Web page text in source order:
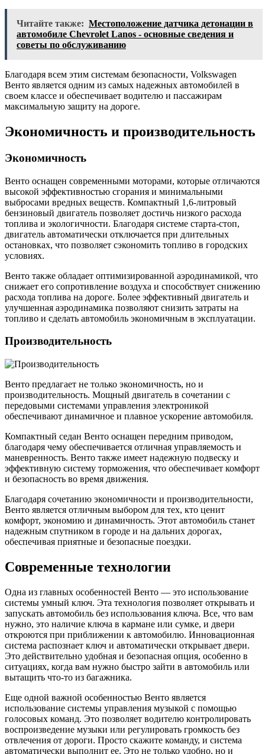
Читайте также: Местоположение датчика детонации в
автомобиле Chevrolet Lanos - основные сведения и
советы по обслуживанию
Благодаря всем этим системам безопасности, Volkswagen
Венто является одним из самых надежных автомобилей в
своем классе и обеспечивает водителю и пассажирам
максимальную защиту на дороге.
Экономичность и производительность
Экономичность
Венто оснащен современными моторами, которые отличаются
высокой эффективностью сгорания и минимальными
выбросами вредных веществ. Компактный 1,6-литровый
бензиновый двигатель позволяет достичь низкого расхода
топлива и экологичности. Благодаря системе старта-стоп,
двигатель автоматически отключается при длительных
остановках, что позволяет сэкономить топливо в городских
условиях.
Венто также обладает оптимизированной аэродинамикой, что
снижает его сопротивление воздуха и способствует снижению
расхода топлива на дороге. Более эффективный двигатель и
улучшенная аэродинамика позволяют снизить затраты на
топливо и сделать автомобиль экономичным в эксплуатации.
Производительность
Венто предлагает не только экономичность, но и
производительность. Мощный двигатель в сочетании с
передовыми системами управления электроникой
обеспечивают динамичное и плавное ускорение автомобиля.
Компактный седан Венто оснащен передним приводом,
благодаря чему обеспечивается отличная управляемость и
маневренность. Венто также имеет надежную подвеску и
эффективную систему торможения, что обеспечивает комфорт
и безопасность во время движения.
Благодаря сочетанию экономичности и производительности,
Венто является отличным выбором для тех, кто ценит
комфорт, экономию и динамичность. Этот автомобиль станет
надежным спутником в городе и на дальних дорогах,
обеспечивая приятные и безопасные поездки.
Современные технологии
Одна из главных особенностей Венто — это использование
системы умный ключ. Эта технология позволяет открывать и
запускать автомобиль без использования ключа. Все, что вам
нужно, это наличие ключа в кармане или сумке, и двери
откроются при приближении к автомобилю. Инновационная
система распознает ключ и автоматически открывает двери.
Это действительно удобная и безопасная опция, особенно в
ситуациях, когда вам нужно быстро зайти в автомобиль или
вытащить что-то из багажника.
Еще одной важной особенностью Венто является
использование системы управления музыкой с помощью
голосовых команд. Это позволяет водителю контролировать
воспроизведение музыки или регулировать громкость без
отвлечения от дороги. Просто скажите команду, и система
автоматически выполнит ее. Это не только удобно, но и